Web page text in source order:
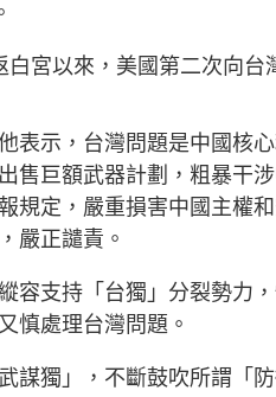
宮以來，美國第二次向台
表示，台灣問題是中國核
售巨額武器計劃，粗暴干
規定，嚴重損害中國主權和
嚴正譴責。
容支持「台獨」分裂勢力
慎處理台灣問題。
謀獨」，不斷鼓吹所謂「